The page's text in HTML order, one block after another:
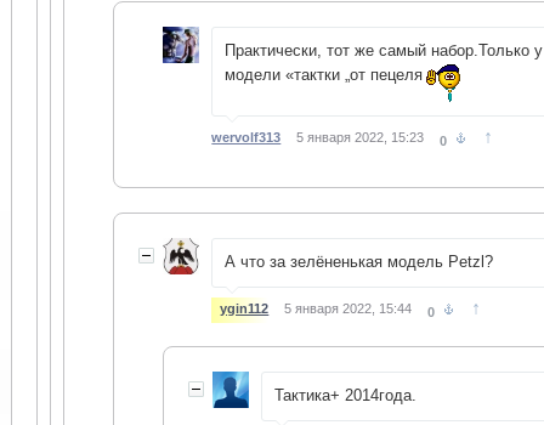
Практически, тот же самый набор.Только
модели «тактки „от пецеля
wervolf313 5 января 2022, 15:23 0 ↑
А что за зелёненькая модель Petzl?
ygin112 5 января 2022, 15:44 0 ↑
Тактика+ 2014года.